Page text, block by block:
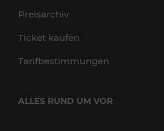
Preisarchiv
Ticket kaufen
Tarifbestimmungen
ALLES RUND UM VOR